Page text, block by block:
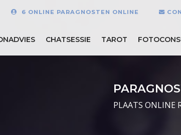
6 ONLINE PARAGNOSTEN ONLINE
CHATSESSIE TAROT
PLAATS ONLINE